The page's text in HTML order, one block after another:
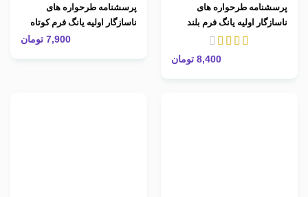
پرسشنامه طرحواره های
ناسازگار اولیه یانگ فرم بلند
8,400 تومان
پرسشنامه طرحواره های
ناسازگار اولیه یانگ فرم کوتاه
7,900 تومان